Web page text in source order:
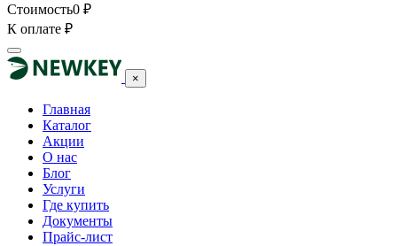
Стоимость0 ₽
К оплате ₽
×
Главная
Каталог
Акции
О нас
Блог
Услуги
Где купить
Документы
Прайс-лист